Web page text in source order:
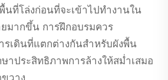
นที่โล่งก่อนที่จะเข้าไปทำงานใน
มากขึ้น การฝึกอบรมควร
รเดินที่แตกต่างกันสำหรับผังพื้น
าประสิทธิภาพการล้างให้สม่ำเสมอ